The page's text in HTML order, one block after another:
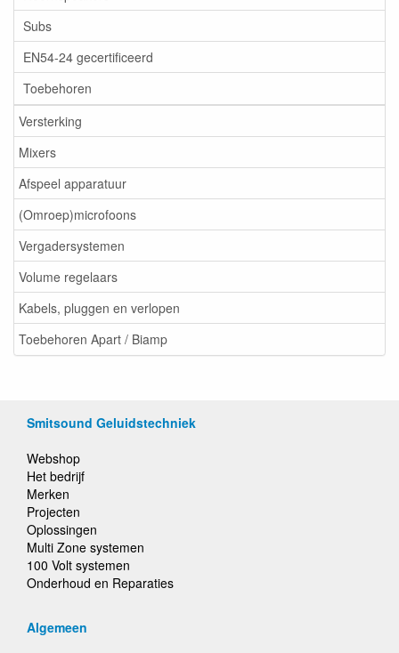
Subs
EN54-24 gecertificeerd
Toebehoren
Versterking
Mixers
Afspeel apparatuur
(Omroep)microfoons
Vergadersystemen
Volume regelaars
Kabels, pluggen en verlopen
Toebehoren Apart / Biamp
Smitsound Geluidstechniek
Webshop
Het bedrijf
Merken
Projecten
Oplossingen
Multi Zone systemen
100 Volt systemen
Onderhoud en Reparaties
Algemeen